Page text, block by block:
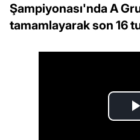
Şampiyonası'nda A
tamamlayarak son 16